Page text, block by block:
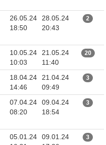
26.05.24
18:50
28.05.24
20:43
2
10.05.24
10:03
21.05.24
11:40
20
18.04.24
14:46
21.04.24
09:49
3
07.04.24
08:20
09.04.24
18:54
3
05.01.24
09.01.24
3